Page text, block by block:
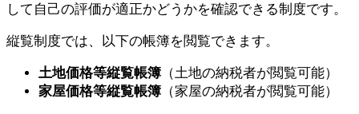
して自己の評価が適正かどうかを確認できる制度です。
縦覧制度では、以下の帳簿を閲覧できます。
土地価格等縦覧帳簿 （土地の納税者が閲覧可能）
家屋価格等縦覧帳簿 （家屋の納税者が閲覧可能）